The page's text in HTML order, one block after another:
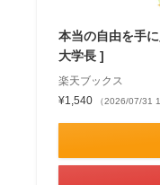
本当の自由を手
大学長 ]
楽天ブックス
¥1,540
（2026/07/31